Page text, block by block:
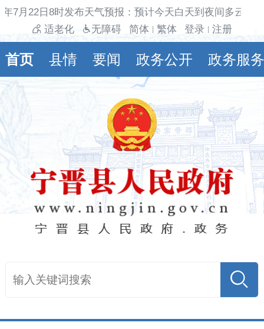
7月22日8时发布天气预报：预计今天白天到夜间多云间
适老化
无障碍 简体 繁体 登录 注册
首页 县情 要闻 政务公开 政务服务